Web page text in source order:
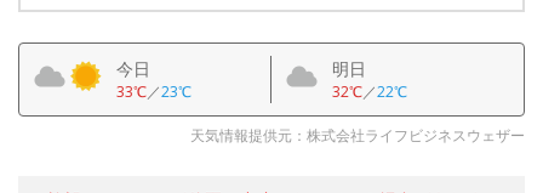
今日
33℃／23℃
明日
32℃／22℃
天気情報提供元：株式会社ライフビジネスウェザー